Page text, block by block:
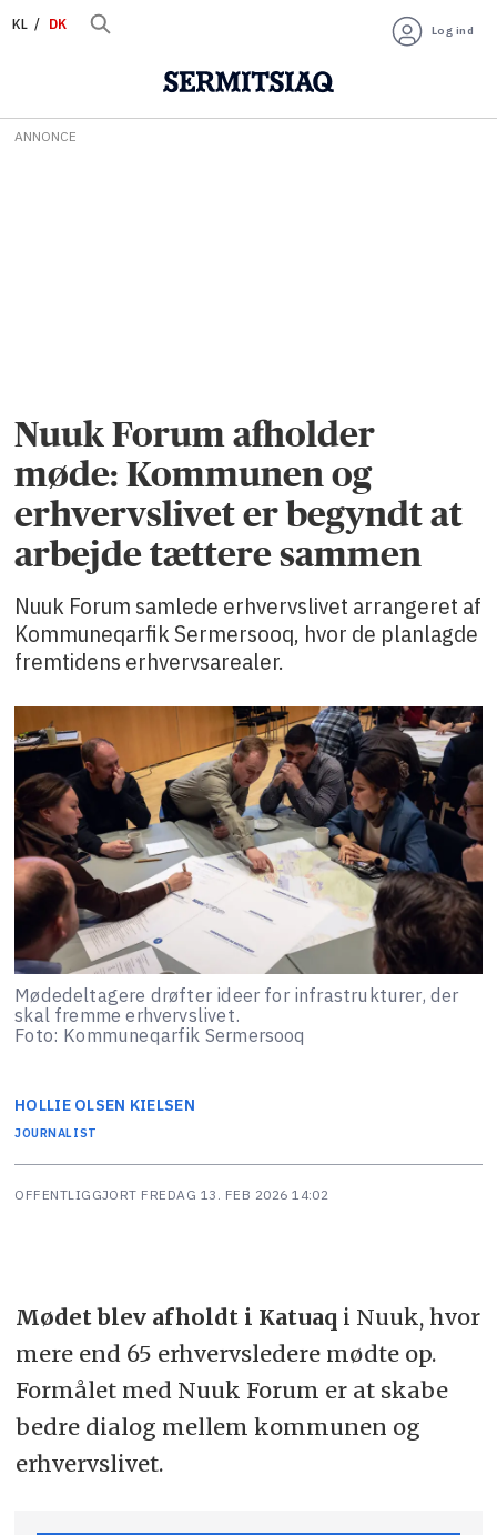
KL DK Log ind
ANNONCE
Nuuk Forum afholder
møde: Kommunen og
erhvervslivet er begyndt at
arbejde tættere sammen
Nuuk Forum samlede erhvervslivet arrangeret af
Kommuneqarfik Sermersooq, hvor de planlagde
fremtidens erhvervsarealer.
Mødedeltagere drøfter ideer for infrastrukturer, der
skal fremme erhvervslivet.
Foto: Kommuneqarfik Sermersooq
HOLLIE OLSEN KIELSEN
JOURNALIST
OFFENTLIGGJORT FREDAG 13. FEB 2026 14:02
Mødet blev afholdt i Katuaq i Nuuk, hvor
mere end 65 erhvervsledere mødte op.
Formålet med Nuuk Forum er at skabe
bedre dialog mellem kommunen og
erhvervslivet.